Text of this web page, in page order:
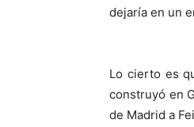
dejaría en un
Lo cierto es
construyó en
de Madrid a